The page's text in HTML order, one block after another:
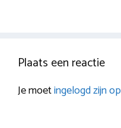
Plaats een reactie
Je moetingelogd zijn op